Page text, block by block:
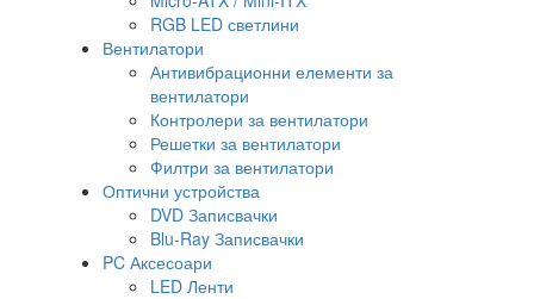
RGB LED светлини
Вентилатори
Антивибрационни елементи за
вентилатори
Контролери за вентилатори
Решетки за вентилатори
Филтри за вентилатори
Оптични устройства
DVD Записвачки
Blu-Ray Записвачки
PC Аксесоари
LED Ленти